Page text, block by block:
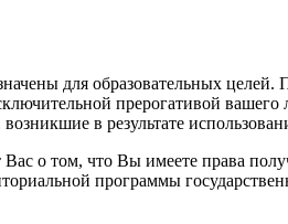
для образовательных целей.
прерогативой
в результате
том, что Вы имеете права
программы